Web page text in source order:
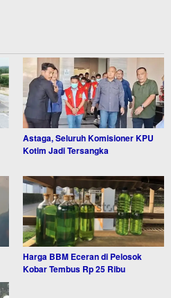
Astaga, Seluruh Komisioner KPU
Kotim Jadi Tersangka
Harga BBM Eceran di Pelosok
Kobar Tembus Rp 25 Ribu